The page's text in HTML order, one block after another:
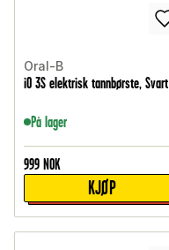
Oral-B
iO 3S elektrisk tannbørste, Svart
På lager
999 NOK
KJØP